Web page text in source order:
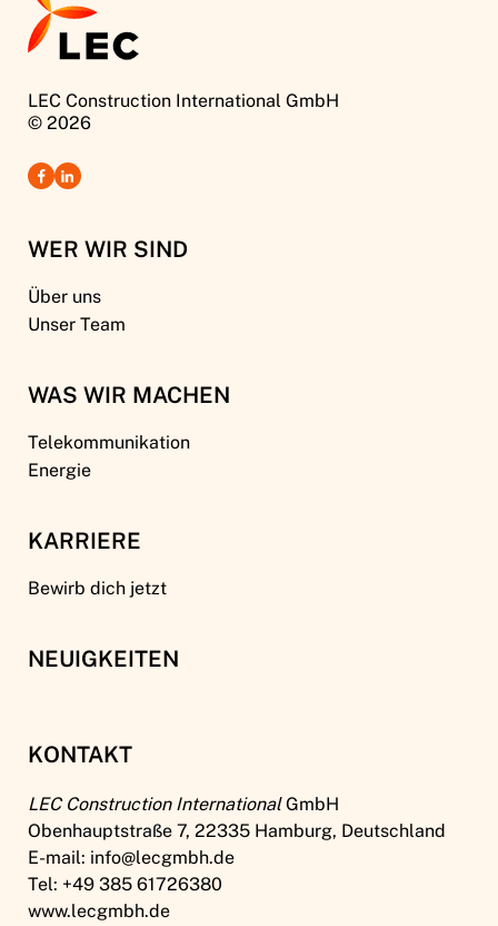
LEC Construction International GmbH
© 2026
WER WIR SIND
Über uns
Unser Team
WAS WIR MACHEN
Telekommunikation
Energie
KARRIERE
Bewirb dich jetzt
NEUIGKEITEN
KONTAKT
LEC Construction InternationalGmbH
Obenhauptstraße 7, 22335 Hamburg, Deutschland
E-mail: info@lecgmbh.de
Tel: +49 385 61726380
www.lecgmbh.de